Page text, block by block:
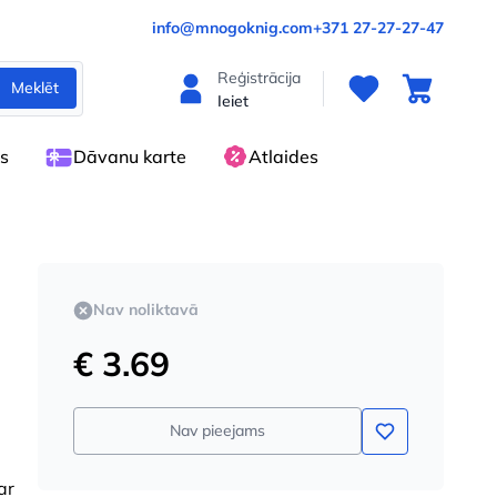
info@mnogoknig.com+371 27-27-27-47
Meklēt
Reģistrācija
Ieiet
Dāvanu karte Atlaides
Nav noliktavā
€ 3.69
Nav pieejams